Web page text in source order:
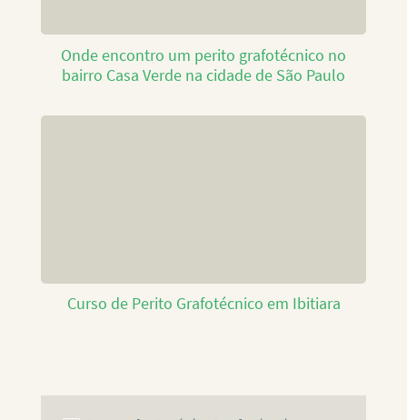
Onde encontro um perito grafotécnico no
bairro Casa Verde na cidade de São Paulo
Curso de Perito Grafotécnico em Ibitiara